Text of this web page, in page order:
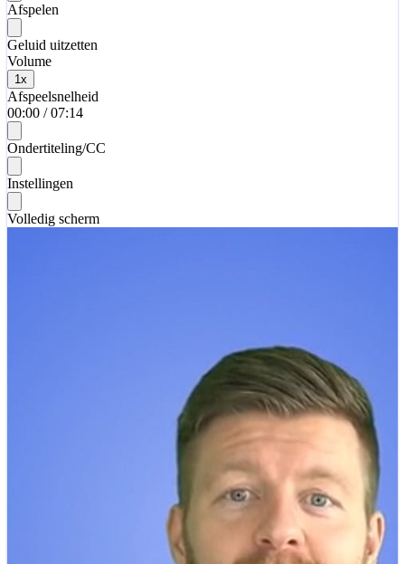
Afspelen
Geluid uitzetten
Volume
1 x
Afspeelsnelheid
00:00 / 07:14
Ondertiteling/CC
Instellingen
Volledig scherm